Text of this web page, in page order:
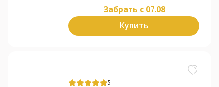
Забрать c 07.08
Купить
5